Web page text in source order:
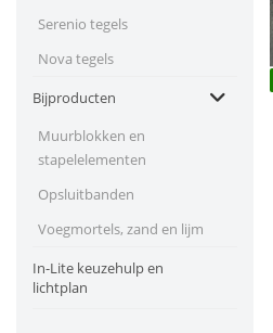
Serenio tegels
Nova tegels
Bijproducten
Muurblokken en
stapelelementen
Opsluitbanden
Voegmortels, zand en lijm
In-Lite keuzehulp en
lichtplan